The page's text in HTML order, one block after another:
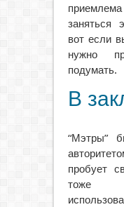
заняться
вот если
нужно
подумать.
В
“Мэтры”
пробует
тоже